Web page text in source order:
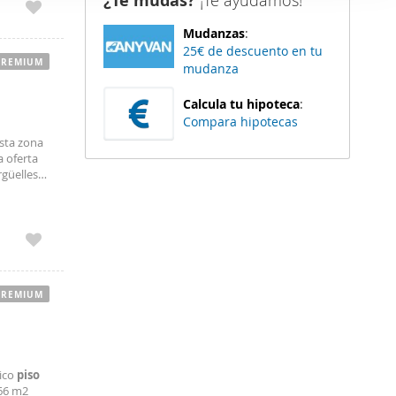
funciones
del
del uso
zona
oferta
piso
m2
Mudanzas:
25€ de descuento en tu
mudanza
Calcula tu hipoteca:
Compara hipotecas